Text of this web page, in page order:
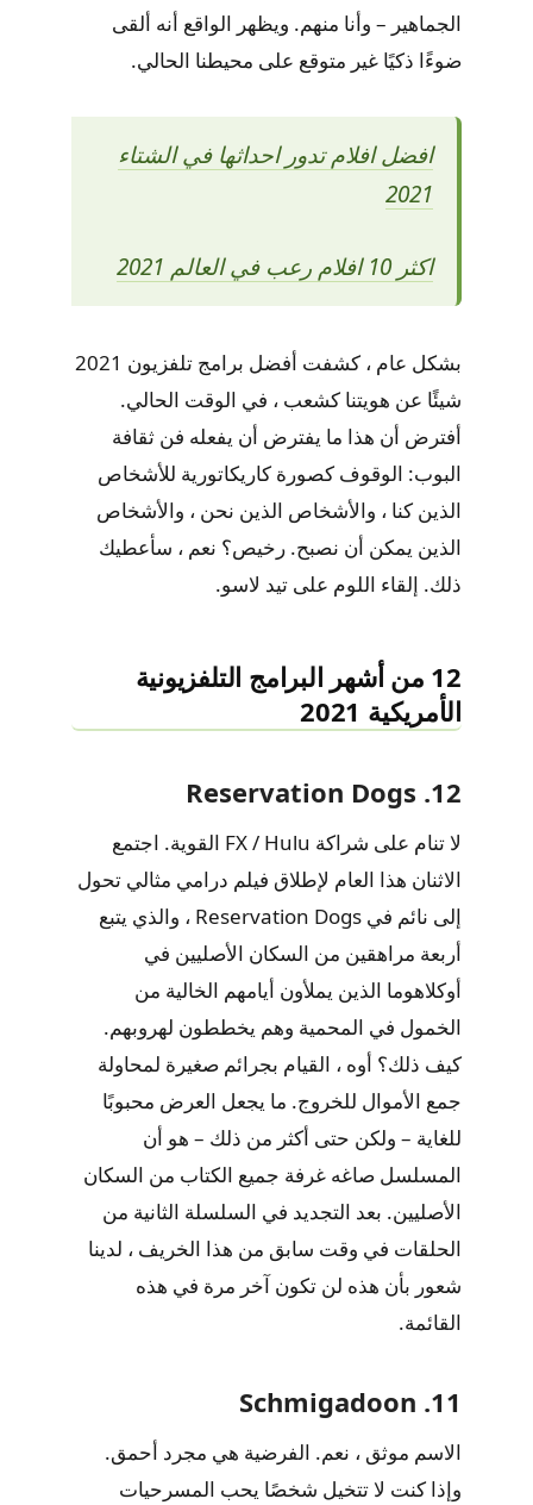
الجماهير – وأنا منهم. ويظهر الواقع أنه ألقى
ضوءًا ذكيًا غير متوقع على محيطنا الحالي.
افضل افلام تدور احداثها في الشتاء
2021
اكثر 10 افلام رعب في العالم 2021
بشكل عام ، كشفت أفضل برامج تلفزيون 2021
شيئًا عن هويتنا كشعب ، في الوقت الحالي.
أفترض أن هذا ما يفترض أن يفعله فن ثقافة
البوب: الوقوف كصورة كاريكاتورية للأشخاص
الذين كنا ، والأشخاص الذين نحن ، والأشخاص
الذين يمكن أن نصبح. رخيص؟ نعم ، سأعطيك
ذلك. إلقاء اللوم على تيد لاسو.
12 من أشهر البرامج التلفزيونية
الأمريكية 2021
12. Reservation Dogs
لا تنام على شراكة FX / Hulu القوية. اجتمع
الاثنان هذا العام لإطلاق فيلم درامي مثالي تحول
إلى نائم في Reservation Dogs ، والذي يتبع
أربعة مراهقين من السكان الأصليين في
أوكلاهوما الذين يملأون أيامهم الخالية من
الخمول في المحمية وهم يخططون لهروبهم.
كيف ذلك؟ أوه ، القيام بجرائم صغيرة لمحاولة
جمع الأموال للخروج. ما يجعل العرض محبوبًا
للغاية – ولكن حتى أكثر من ذلك – هو أن
المسلسل صاغه غرفة جميع الكتاب من السكان
الأصليين. بعد التجديد في السلسلة الثانية من
الحلقات في وقت سابق من هذا الخريف ، لدينا
شعور بأن هذه لن تكون آخر مرة في هذه
القائمة.
11. Schmigadoon
الاسم موثق ، نعم. الفرضية هي مجرد أحمق.
وإذا كنت لا تتخيل شخصًا يحب المسرحيات